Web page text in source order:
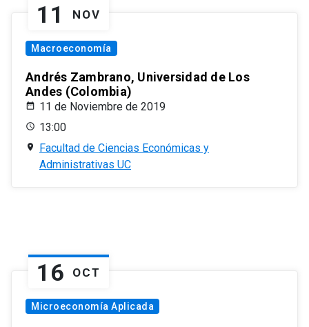
11 NOV
Macroeconomía
Andrés Zambrano, Universidad de Los
Andes (Colombia)
11 de Noviembre de 2019
13:00
Facultad de Ciencias Económicas y
Administrativas UC
16 OCT
Microeconomía Aplicada